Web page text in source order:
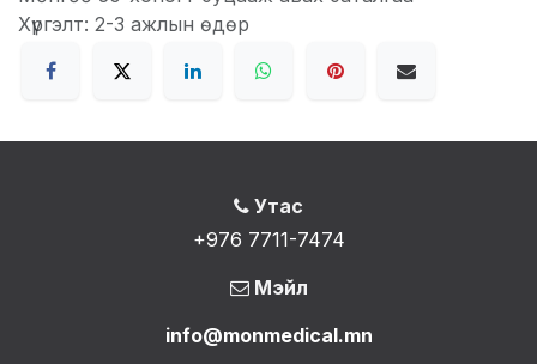
Хүргэлт: 2-3 ажлын өдөр
Утас
+976 7711-7474
Мэйл
info@monmedical.mn